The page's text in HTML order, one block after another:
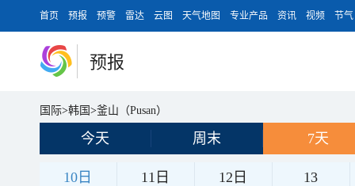
首页 预报 预警 雷达 云图 天气地图 专业产品 资讯 视频 节气
预报
国际>韩国 >釜山（Pusan）
今天 周末 7天
10日 11日 12日 13